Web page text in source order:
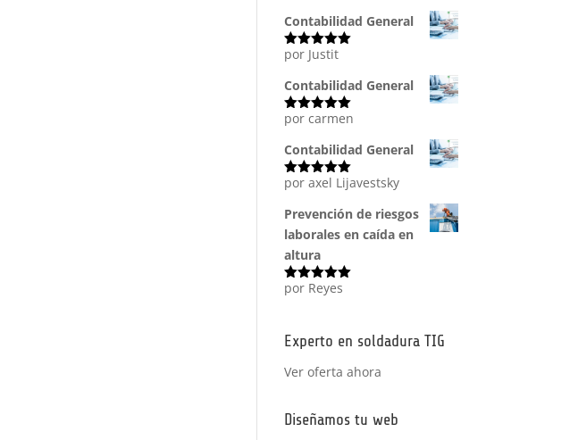
5
Contabilidad General
Valorado
por Justit
Contabilidad General
Valorado
por carmen
Contabilidad General
Valorado
por axel Lijavestsky
Prevención de riesgos
laborales en caída en
altura
Valorado
por Reyes
Experto en soldadura TIG
Ver oferta ahora
Diseñamos tu web